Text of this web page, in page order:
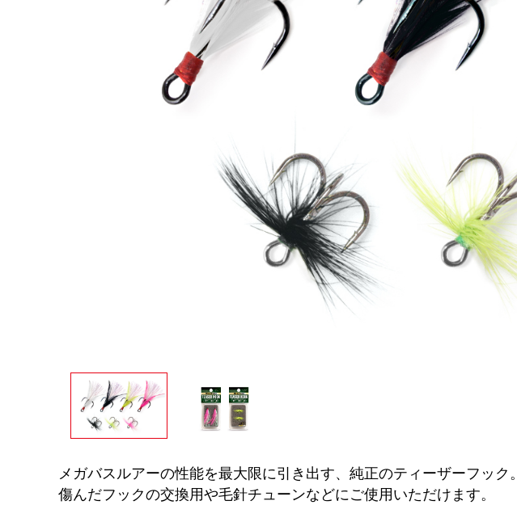
メガバスルアーの性能を最大限に引き出す、純正のティーザーフック。
傷んだフックの交換用や毛針チューンなどにご使用いただけます。